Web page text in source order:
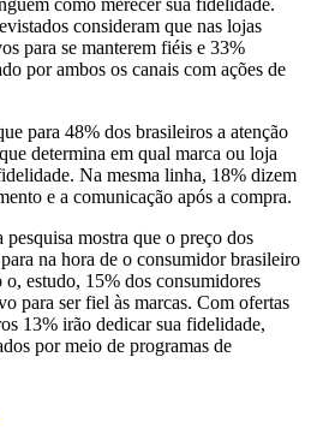
como merecer sua fidelidade.
consideram que nas lojas
para se manterem fiéis e 33%
por ambos os canais com ações de
para 48% dos brasileiros a atenção
determina em qual marca ou loja
Na mesma linha, 18% dizem
e a comunicação após a compra.
mostra que o preço dos
na hora de o consumidor brasileiro
o, estudo, 15% dos consumidores
para ser fiel às marcas. Com ofertas
13% irão dedicar sua fidelidade,
por meio de programas de